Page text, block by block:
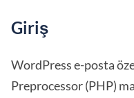
Giriş
WordPress e-posta
Preprocessor (PHP)